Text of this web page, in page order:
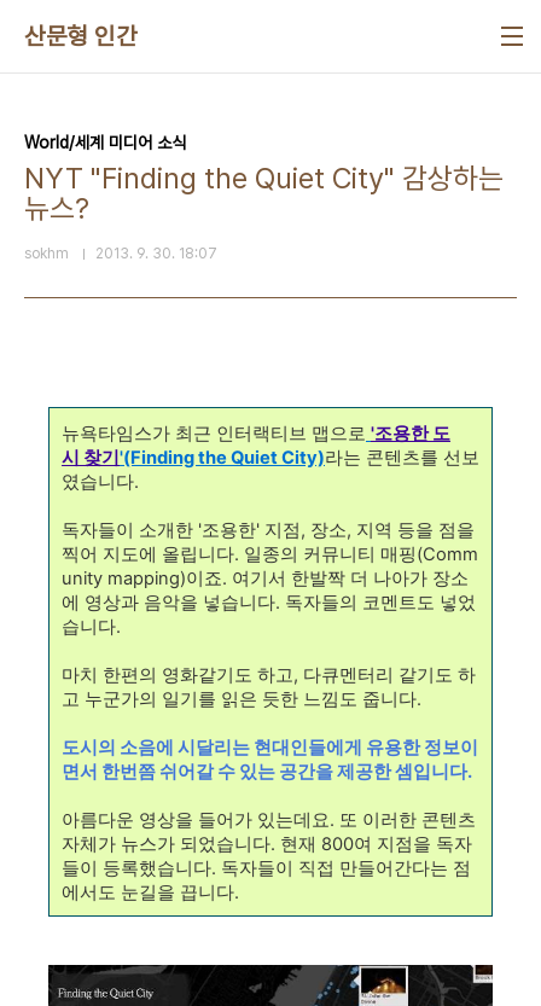
산문형 인간
World/세계 미디어 소식
NYT "Finding the Quiet City" 감상하는
뉴스?
sokhm 2013. 9. 30. 18:07
뉴욕타임스가 최근 인터랙티브 맵으로 '조용한 도
시 찾기'(Finding the Quiet City)라는 콘텐츠를 선보
였습니다.
독자들이 소개한 '조용한' 지점, 장소, 지역 등을 점을
찍어 지도에 올립니다. 일종의 커뮤니티 매핑(Comm
unity mapping)이죠. 여기서 한발짝 더 나아가 장소
에 영상과 음악을 넣습니다. 독자들의 코멘트도 넣었
습니다.
마치 한편의 영화같기도 하고, 다큐멘터리 같기도 하
고 누군가의 일기를 읽은 듯한 느낌도 줍니다.
도시의 소음에 시달리는 현대인들에게 유용한 정보이
면서 한번쯤 쉬어갈 수 있는 공간을 제공한 셈입니다.
아름다운 영상을 들어가 있는데요. 또 이러한 콘텐츠
자체가 뉴스가 되었습니다. 현재 800여 지점을 독자
들이 등록했습니다. 독자들이 직접 만들어간다는 점
에서도 눈길을 끕니다.